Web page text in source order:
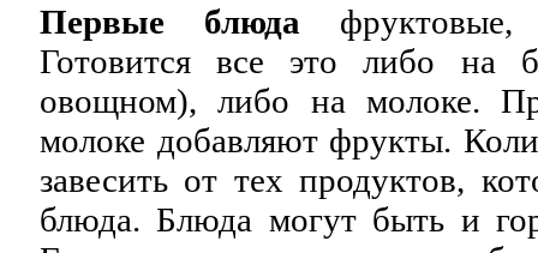
Первые блюда фруктовые,
Готовится все это либо на
овощном), либо на молоке.
молоке добавляют фрукты.
завесить от тех продуктов,
блюда. Блюда могут быть и